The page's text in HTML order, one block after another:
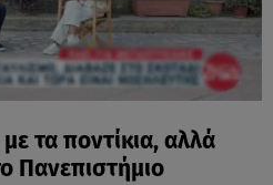
τα ποντίκια, αλλά
Πανεπιστήμιο